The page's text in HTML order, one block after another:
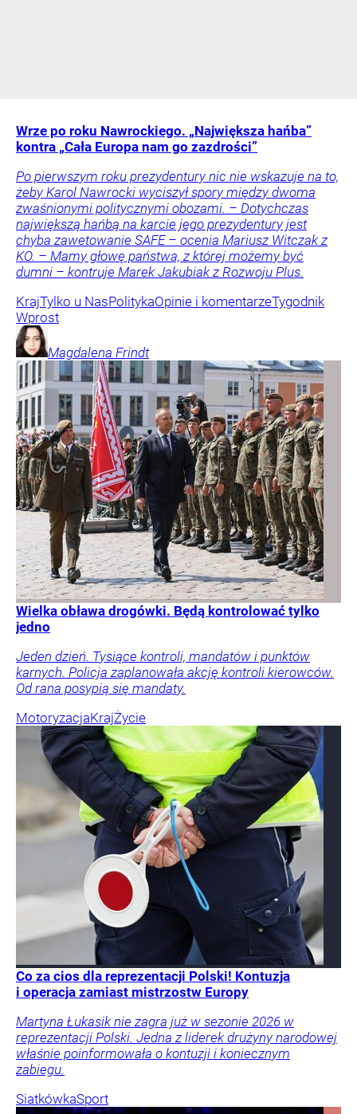
Wrze po roku Nawrockiego. „Największa hańba”
kontra „Cała Europa nam go zazdrości”
Po pierwszym roku prezydentury nic nie wskazuje na to,
żeby Karol Nawrocki wyciszył spory między dwoma
zwaśnionymi politycznymi obozami. – Dotychczas
największą hańbą na karcie jego prezydentury jest
chyba zawetowanie SAFE – ocenia Mariusz Witczak z
KO. – Mamy głowę państwa, z której możemy być
dumni – kontruje Marek Jakubiak z Rozwoju Plus.
KrajTylko u NasPolitykaOpinie i komentarzeTygodnik
Wprost
Magdalena Frindt
Wielka obława drogówki. Będą kontrolować tylko
jedno
Jeden dzień. Tysiące kontroli, mandatów i punktów
karnych. Policja zaplanowała akcję kontroli kierowców.
Od rana posypią się mandaty.
MotoryzacjaKrajŻycie
Co za cios dla reprezentacji Polski! Kontuzja
i operacja zamiast mistrzostw Europy
Martyna Łukasik nie zagra już w sezonie 2026 w
reprezentacji Polski. Jedna z liderek drużyny narodowej
właśnie poinformowała o kontuzji i koniecznym
zabiegu.
SiatkówkaSport